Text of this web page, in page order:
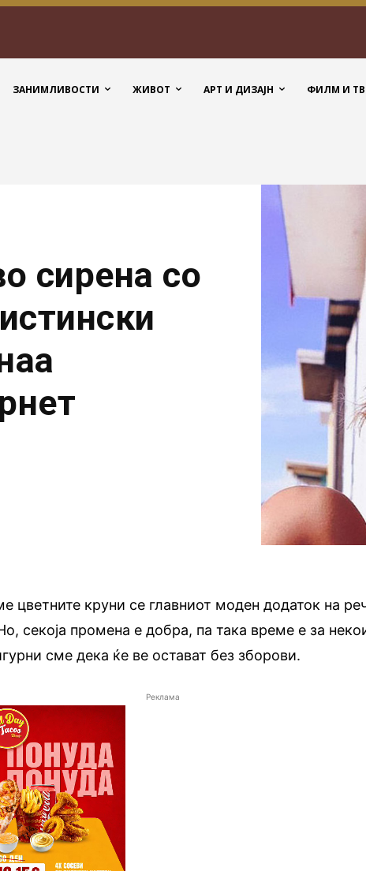
ЗАНИМЛИВОСТИ ЖИВОТ АРТ И ДИЗАЈН ФИЛМ И ТВ
сирена со
цветните круни се главниот моден додаток на
секоја промена е добра, па така време е за
сме дека ќе ве остават без зборови.
Реклама